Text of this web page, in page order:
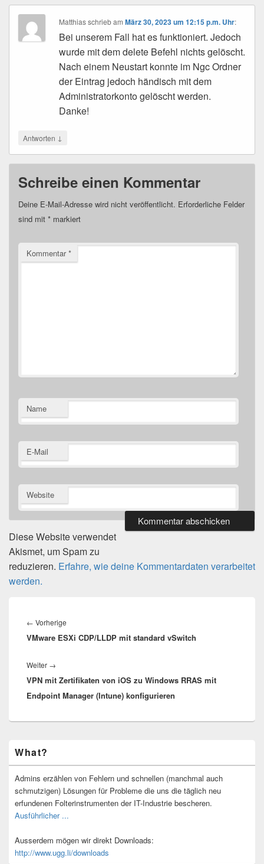
Matthias schriebamMärz 30, 2023 um 12:15 p.m. Uhr:
Bei unserem Fall hat es funktioniert. Jedoch
wurde mit dem delete Befehl nichts gelöscht.
Nach einem Neustart konnte im Ngc Ordner
der Eintrag jedoch händisch mit dem
Administratorkonto gelöscht werden.
Danke!
Antworten ↓
Schreibe einen Kommentar
Deine E-Mail-Adresse wird nicht veröffentlicht. Erforderliche Felder
sind mit * markiert
Kommentar*
Name
E-Mail
Website
Diese Website verwendet
Akismet, um Spam zu
reduzieren. Erfahre, wie deine Kommentardaten verarbeitet
werden.
← Vorherige
Beitrag:
VMware ESXi CDP/LLDP mit standard vSwitch
Weiter →
Beitrag:
VPN mit Zertifikaten von iOS zu Windows RRAS mit
Endpoint Manager (Intune) konfigurieren
Seitenleisten-
Widgetbereich
What?
Admins erzählen von Fehlern und schnellen (manchmal auch
schmutzigen) Lösungen für Probleme die uns die täglich neu
erfundenen Folterinstrumenten der IT-Industrie bescheren.
Ausführlicher ...
Ausserdem mögen wir direkt Downloads:
http://www.ugg.li/downloads